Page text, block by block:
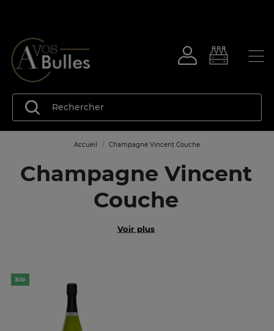
Accueil Champagne Vincent Couche
Champagne Vincent
Couche
Voir plus